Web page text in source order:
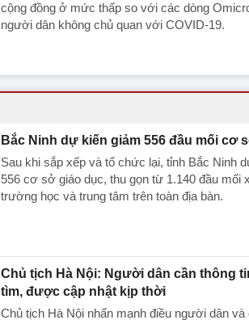
cộng đồng ở mức thấp so với các dòng
người dân không chủ quan với COVID-19.
Bắc Ninh dự kiến giảm 556 đầu mối cơ
Sau khi sắp xếp và tổ chức lại, tỉnh Bắc Ninh
556 cơ sở giáo dục, thu gọn từ 1.140 đầu mối
trường học và trung tâm trên toàn địa bàn.
Chủ tịch Hà Nội: Người dân cần thông
tìm, được cập nhật kịp thời
Chủ tịch Hà Nội nhấn mạnh điều người dân và